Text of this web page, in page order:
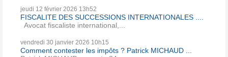
jeudi 12 février 2026 13h52
FISCALITE DES SUCCESSIONS INTERNATIONALES ....
Avocat fiscaliste international,...
vendredi 30 janvier 2026 10h15
Comment contester les impôts ? Patrick MICHAUD ...